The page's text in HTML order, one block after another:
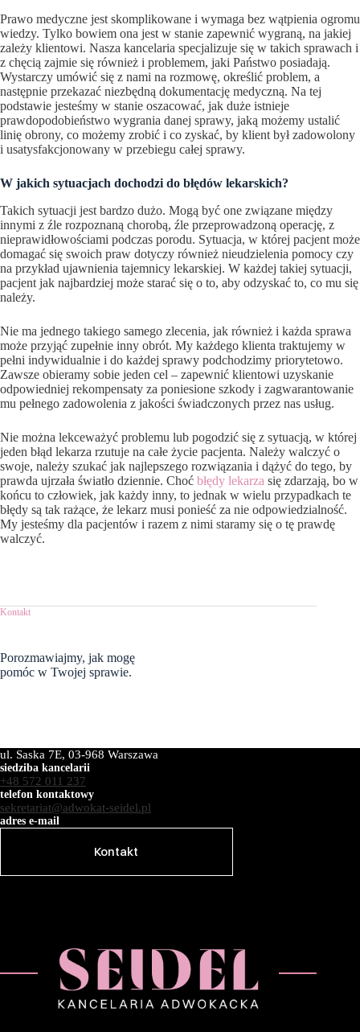
Prawo medyczne jest skomplikowane i wymaga bez wątpienia ogromu
wiedzy. Tylko bowiem ona jest w stanie zapewnić wygraną, na jakiej
zależy klientowi. Nasza kancelaria specjalizuje się w takich sprawach i
z chęcią zajmie się również i problemem, jaki Państwo posiadają.
Wystarczy umówić się z nami na rozmowę, określić problem, a
następnie przekazać niezbędną dokumentację medyczną. Na tej
podstawie jesteśmy w stanie oszacować, jak duże istnieje
prawdopodobieństwo wygrania danej sprawy, jaką możemy ustalić
linię obrony, co możemy zrobić i co zyskać, by klient był zadowolony
i usatysfakcjonowany w przebiegu całej sprawy.
W jakich sytuacjach dochodzi do błędów lekarskich?
Takich sytuacji jest bardzo dużo. Mogą być one związane między
innymi z źle rozpoznaną chorobą, źle przeprowadzoną operację, z
nieprawidłowościami podczas porodu. Sytuacja, w której pacjent może
domagać się swoich praw dotyczy również nieudzielenia pomocy czy
na przykład ujawnienia tajemnicy lekarskiej. W każdej takiej sytuacji,
pacjent jak najbardziej może starać się o to, aby odzyskać to, co mu się
należy.
Nie ma jednego takiego samego zlecenia, jak również i każda sprawa
może przyjąć zupełnie inny obrót. My każdego klienta traktujemy w
pełni indywidualnie i do każdej sprawy podchodzimy priorytetowo.
Zawsze obieramy sobie jeden cel – zapewnić klientowi uzyskanie
odpowiedniej rekompensaty za poniesione szkody i zagwarantowanie
mu pełnego zadowolenia z jakości świadczonych przez nas usług.
Nie można lekceważyć problemu lub pogodzić się z sytuacją, w której
jeden błąd lekarza rzutuje na całe życie pacjenta. Należy walczyć o
swoje, należy szukać jak najlepszego rozwiązania i dążyć do tego, by
prawda ujrzała światło dziennie. Choć błędy lekarza się zdarzają, bo w
końcu to człowiek, jak każdy inny, to jednak w wielu przypadkach te
błędy są tak rażące, że lekarz musi ponieść za nie odpowiedzialność.
My jesteśmy dla pacjentów i razem z nimi staramy się o tę prawdę
walczyć.
Kontakt
Porozmawiajmy, jak mogę
pomóc w Twojej sprawie.
ul. Saska 7E, 03-968 Warszawa
siedziba kancelarii
+48 572 011 237
telefon kontaktowy
sekretariat@adwokat-seidel.pl
adres e-mail
Kontakt